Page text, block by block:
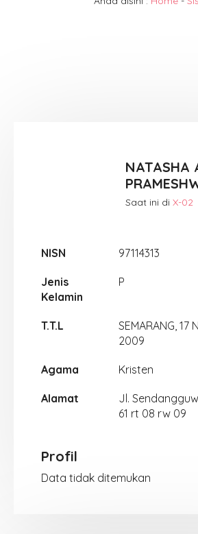
NATASHA
Saat ini di X-02
NISN 97114313
Jenis
Kelamin
P
T.T.L
SEMARANG, 17
2009
Agama Kristen
Alamat
Jl.
61 rt 08 rw 09
Profil
Data tidak ditemukan